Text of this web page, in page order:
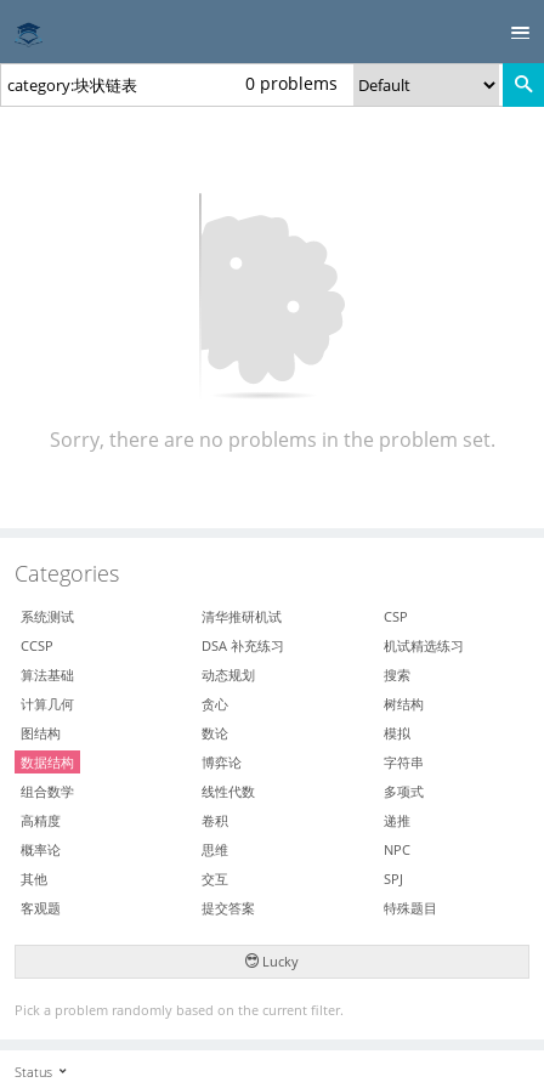
0 problems
Sorry, there are no problems in the problem set.
Categories
系统测试 清华推研机试
CSP
CCSP
DSA 补充练习
机试精选练习
算法基础
动态规划
搜索
计算几何
贪心
树结构
图结构
数论
模拟
数据结构
博弈论
字符串
组合数学
线性代数
多项式
高精度
卷积
递推
概率论
思维
NPC
其他
交互
SPJ
客观题
提交答案 特殊题目
Lucky
Pick a problem randomly based on the current filter.
Status